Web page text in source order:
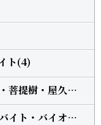
ト(4)
【ウッド】木製・黒檀・紫檀・菩提樹・屋久杉・柘植(13)
雲母・レピドライト・モスコバイト・バイオタイト(3)